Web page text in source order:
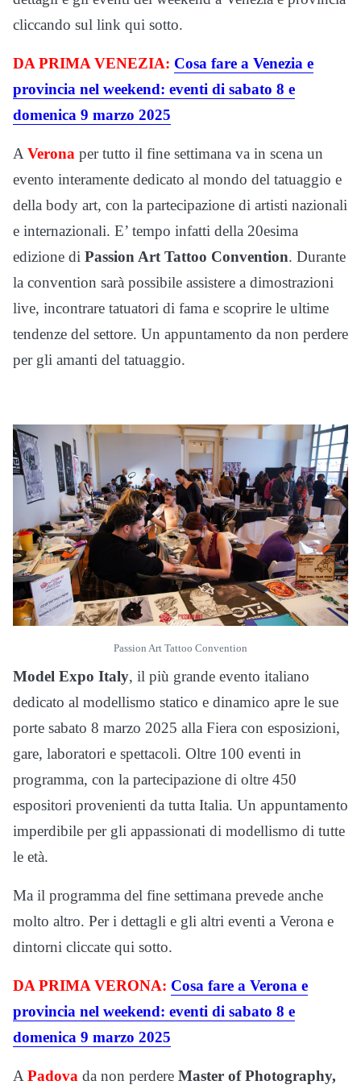
cliccando sul link qui sotto.
DA PRIMA VENEZIA: Cosa fare a Venezia e
provincia nel weekend: eventi di sabato 8 e
domenica 9 marzo 2025
AVerona per tutto il fine settimana va in scena un
evento interamente dedicato al mondo del tatuaggio e
della body art, con la partecipazione di artisti nazionali
e internazionali. E’ tempo infatti della 20esima
edizione di Passion Art Tattoo Convention. Durante
la convention sarà possibile assistere a dimostrazioni
live, incontrare tatuatori di fama e scoprire le ultime
tendenze del settore. Un appuntamento da non perdere
per gli amanti del tatuaggio.
Passion Art Tattoo Convention
Model Expo Italy, il più grande evento italiano
dedicato al modellismo statico e dinamico apre le sue
porte sabato 8 marzo 2025 alla Fiera con esposizioni,
gare, laboratori e spettacoli. Oltre 100 eventi in
programma, con la partecipazione di oltre 450
espositori provenienti da tutta Italia. Un appuntamento
imperdibile per gli appassionati di modellismo di tutte
le età.
Ma il programma del fine settimana prevede anche
molto altro. Per i dettagli e gli altri eventi a Verona e
dintorni cliccate qui sotto.
DA PRIMA VERONA: Cosa fare a Verona e
provincia nel weekend: eventi di sabato 8 e
domenica 9 marzo 2025
A Padova da non perdere Master of Photography,